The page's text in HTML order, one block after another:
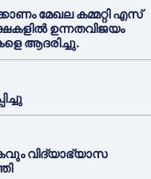
മേഖല കമ്മറ്റി എസ്
ഉന്നതവിജയം
ആദരിച്ചു.
വിദ്യാഭ്യാസ